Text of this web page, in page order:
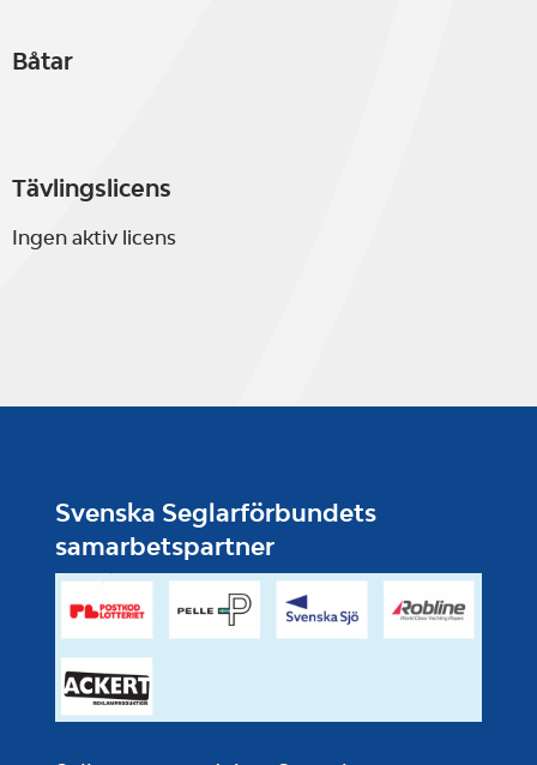
Båtar
Tävlingslicens
Ingen aktiv licens
Svenska Seglarförbundets
samarbetspartner